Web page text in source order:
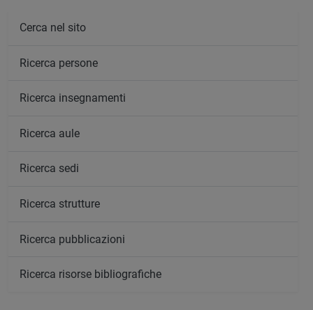
Cerca nel sito
Ricerca persone
Ricerca insegnamenti
Ricerca aule
Ricerca sedi
Ricerca strutture
Ricerca pubblicazioni
Ricerca risorse bibliografiche